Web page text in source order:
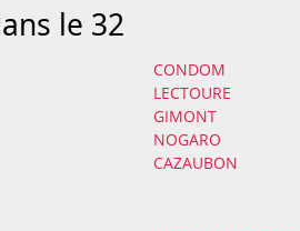
le 32
CONDOM
LECTOURE
GIMONT
NOGARO
CAZAUBON